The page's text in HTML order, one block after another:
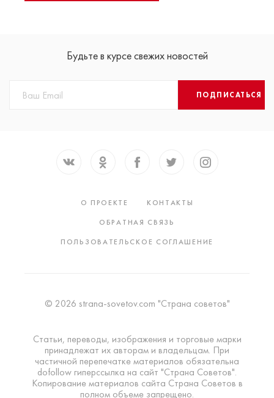
Будьте в курсе свежих новостей
ПОДПИСАТЬСЯ
О ПРОЕКТЕ
КОНТАКТЫ
ОБРАТНАЯ СВЯЗЬ
ПОЛЬЗОВАТЕЛЬСКОЕ СОГЛАШЕНИЕ
© 2026 strana-sovetov.com "Страна советов"
Статьи, переводы, изображения и торговые марки
принадлежат их авторам и владельцам. При
частичной перепечатке материалов обязательна
dofollow гиперссылка на сайт "Страна Советов".
Копирование материалов сайта Страна Советов в
полном объеме запрещено.